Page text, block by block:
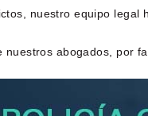
nuestro equipo
abogados, por